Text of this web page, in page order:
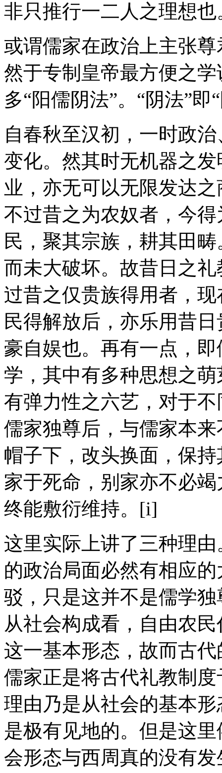
非只推行一二人之理想也
或谓儒家在政治上主张
然于专制皇帝最方便之
多“阳儒阴法”。“阴法”
自春秋至汉初，一时政
变化。然其时无机器之
业，亦无可以无限发达
不过昔之为农奴者，今
民，聚其宗族，耕其田
而未大破坏。故昔日之
过昔之仅贵族得用者，
民得解放后，亦乐用昔
豪自娱也。再有一点，
学，其中有多种思想之
有弹力性之六艺，对于
儒家独尊后，与儒家本
帽子下，改头换面，保
家于死命，别家亦不必
终能敷衍维持。[i]
这里实际上讲了三种理
的政治局面必然有相应
驳，只是这并不是儒学
从社会构成看，自由农
这一基本形态，故而古
儒家正是将古代礼教制
理由乃是从社会的基本
是极有见地的。但是这
会形态与西周真的没有